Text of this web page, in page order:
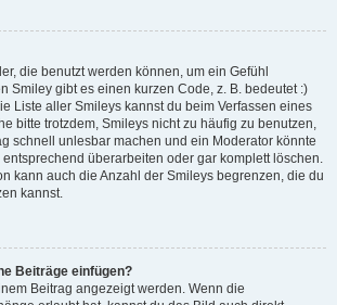
die benutzt werden können, um ein Gefühl
Smiley gibt es einen kurzen Code, z. B. bedeutet :)
Liste aller Smileys kannst du beim Verfassen eines
bitte trotzdem, Smileys nicht zu häufig zu benutzen,
schnell unlesbar machen und ein Moderator könnte
überarbeiten oder gar komplett löschen.
kann auch die Anzahl der Smileys begrenzen, die du
kannst.
Beiträge einfügen?
Beitrag angezeigt werden. Wenn die